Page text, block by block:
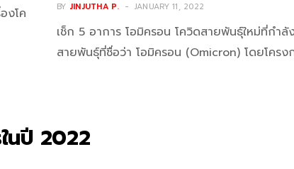
งโค
BY JINJUTHA P. JANUARY 11, 2022
เช็ก 5 อาการ โอมิครอน โควิดสายพันธุ์ใหม่ที่กำลั
สายพันธุ์ที่ชื่อว่า โอมิครอน (Omicron) โดยโครง
นปี 2022